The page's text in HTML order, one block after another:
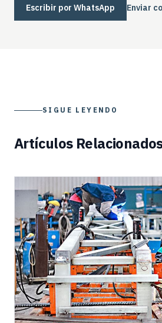
Escribir por WhatsApp Enviar
SIGUE LEYENDO
Artículos